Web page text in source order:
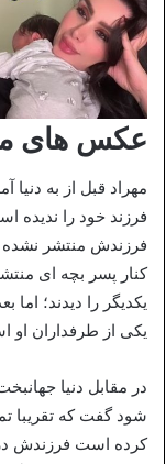
عکس های
مهراد قبل از به دنیا
فرزند خود را ندیده
فرزندش منتشر
کنار پسر بچه ای
یکدیگر را دیدند؛
یکی از طرفداران
در مقابل دنیا
شود گفت که تقریبا
کرده است فرزندش